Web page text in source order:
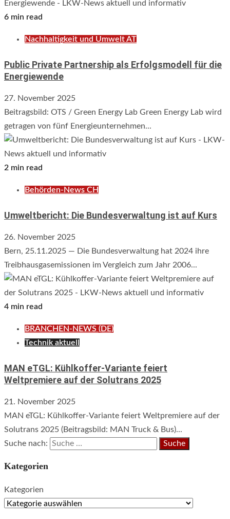
6 min read
Nachhaltigkeit und Umwelt AT
Public Private Partnership als Erfolgsmodell für die
Energiewende
27. November 2025
Beitragsbild: OTS / Green Energy Lab Green Energy Lab wird
getragen von fünf Energieunternehmen...
2 min read
Behörden-News CH
Umweltbericht: Die Bundesverwaltung ist auf Kurs
26. November 2025
Bern, 25.11.2025 — Die Bundesverwaltung hat 2024 ihre
Treibhausgasemissionen im Vergleich zum Jahr 2006...
4 min read
BRANCHEN-NEWS (DE)
Technik aktuell
MAN eTGL: Kühlkoffer-Variante feiert
Weltpremiere auf der Solutrans 2025
21. November 2025
MAN eTGL: Kühlkoffer-Variante feiert Weltpremiere auf der
Solutrans 2025 (Beitragsbild: MAN Truck & Bus)...
Suche nach:
Kategorien
Kategorien